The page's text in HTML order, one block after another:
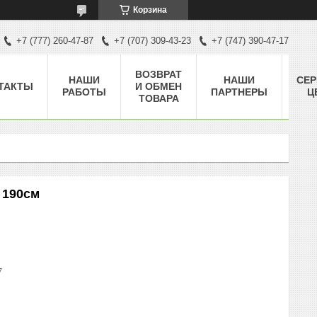
Корзина
+7 (777) 260-47-87 +7 (707) 309-43-23 +7 (747) 390-47-17
НАШИ
РАБОТЫ
ВОЗВРАТ
И ОБМЕН
ТОВАРА
НАШИ
ПАРТНЕРЫ